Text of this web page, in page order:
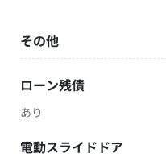
その他
ローン残債
あり
電動スライドドア